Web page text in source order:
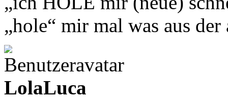
„hole“ mir mal was aus
LolaLuca